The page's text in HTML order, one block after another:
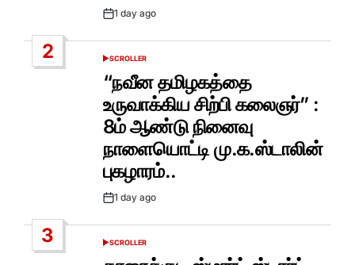
Post1 day ago
2
POSTED
IN
SCROLLER
“நவீன தமிழகத்தை
உருவாக்கிய சிற்பி கலைஞர்” :
8ம் ஆண்டு நினைவு
நாளையொட்டி மு.க.ஸ்டாலின்
புகழாரம்..
Post1 day ago
3
POSTED
SCROLLER